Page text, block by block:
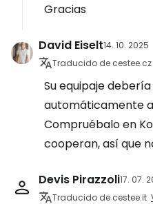
Gracias
David Eiselt14. 10. 2025
Traducido de cestee.cz
Su equipaje
automáticamente
Compruébalo en
cooperan, así que
Devis Pirazzoli17. 07.
Traducido de cestee.it